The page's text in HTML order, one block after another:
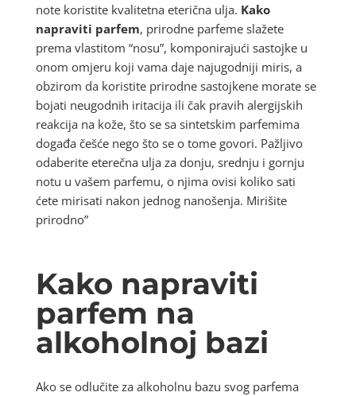
note koristite kvalitetna eterična ulja. Kako
napraviti parfem, prirodne parfeme slažete
prema vlastitom “nosu”, komponirajući sastojke u
onom omjeru koji vama daje najugodniji miris, a
obzirom da koristite prirodne sastojkene morate se
bojati neugodnih iritacija ili čak pravih alergijskih
reakcija na kože, što se sa sintetskim parfemima
događa češće nego što se o tome govori. Pažljivo
odaberite eterečna ulja za donju, srednju i gornju
notu u vašem parfemu, o njima ovisi koliko sati
ćete mirisati nakon jednog nanošenja. Mirišite
prirodno”
Kako napraviti
parfem na
alkoholnoj bazi
Ako se odlučite za alkoholnu bazu svog parfema